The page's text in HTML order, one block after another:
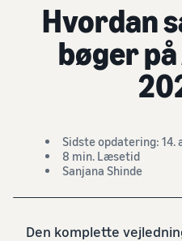
Begynd
Vælg salgstakst
Opret sælgerkonto
Forsendelse
Forsendelse via
Nå ud
kunder
Prissætning
Få mere at
Læring
English
Hvordan
bøger
Sidste opdatering: 14.
8 min. Læsetid
Sanjana Shinde
Den komplette